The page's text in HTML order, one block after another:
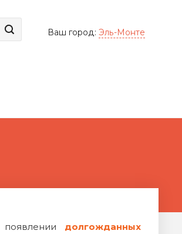
Ваш город: Эль-Монте
долгожданных